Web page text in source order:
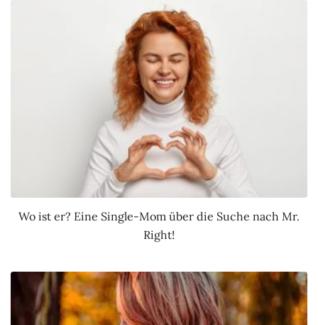
Wo ist er? Eine Single-Mom über die Suche nach Mr.
Right!